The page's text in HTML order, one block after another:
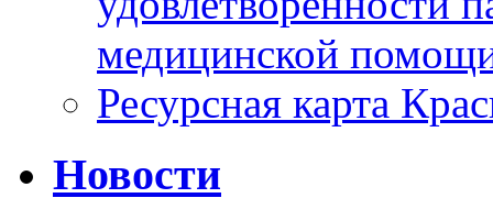
медицинской
Ресурсная карта
Новости